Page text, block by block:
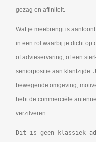
gezag en affiniteit.
Wat je meebrengt is
in een rol waarbij je dicht op
of advieservaring, of een
seniorpositie aan klantzijde.
bewegende omgeving,
hebt de commerciële
verzilveren.
Dit is geen klassiek